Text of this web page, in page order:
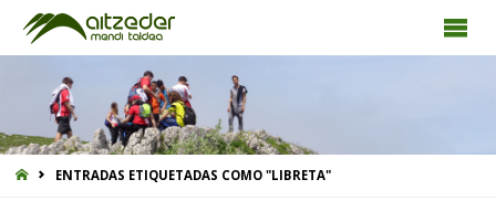
INICIOENTRADAS ETIQUETADAS COMO "LIBRETA"